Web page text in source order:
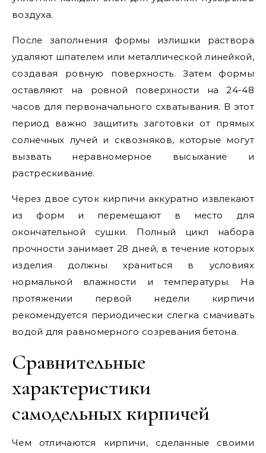
воздуха.
После заполнения формы излишки раствора
удаляют шпателем или металлической линейкой,
создавая ровную поверхность. Затем формы
оставляют на ровной поверхности на 24-48
часов для первоначального схватывания. В этот
период важно защитить заготовки от прямых
солнечных лучей и сквозняков, которые могут
вызвать неравномерное высыхание и
растрескивание.
Через двое суток кирпичи аккуратно извлекают
из форм и перемещают в место для
окончательной сушки. Полный цикл набора
прочности занимает 28 дней, в течение которых
изделия должны храниться в условиях
нормальной влажности и температуры. На
протяжении первой недели кирпичи
рекомендуется периодически слегка смачивать
водой для равномерного созревания бетона.
Сравнительные
характеристики
самодельных кирпичей
Чем отличаются кирпичи, сделанные своими